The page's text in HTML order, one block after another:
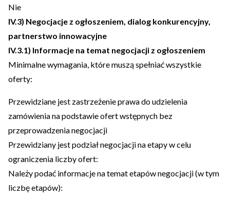
Nie
IV.3) Negocjacje z ogłoszeniem, dialog konkurencyjny,
partnerstwo innowacyjne
IV.3.1) Informacje na temat negocjacji z ogłoszeniem
Minimalne wymagania, które muszą spełniać wszystkie
oferty:
Przewidziane jest zastrzeżenie prawa do udzielenia
zamówienia na podstawie ofert wstępnych bez
przeprowadzenia negocjacji
Przewidziany jest podział negocjacji na etapy w celu
ograniczenia liczby ofert:
Należy podać informacje na temat etapów negocjacji (w tym
liczbę etapów):